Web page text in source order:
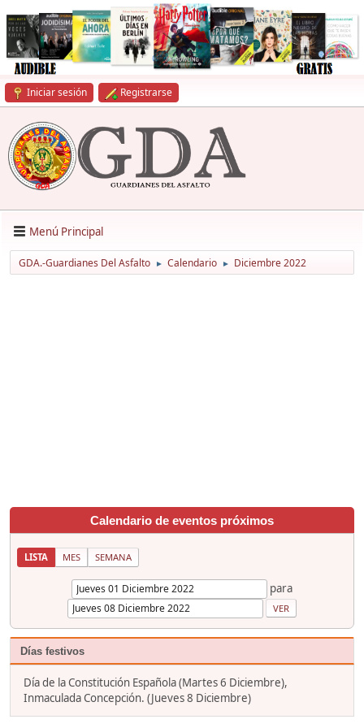
Iniciar sesión Registrarse
Menú Principal
GDA.-Guardianes Del Asfalto ► Calendario ► Diciembre 2022
Calendario de eventos próximos
LISTA MES SEMANA
para
Días festivos
Día de la Constitución Española (Martes 6 Diciembre),
Inmaculada Concepción. (Jueves 8 Diciembre)